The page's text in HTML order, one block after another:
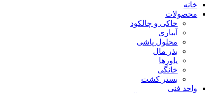
خانه
محصولات
خاکی و چالکود
آبیاری
محلول پاشی
بذر مال
یاورها
خانگی
بستر کشت
واحد فنی